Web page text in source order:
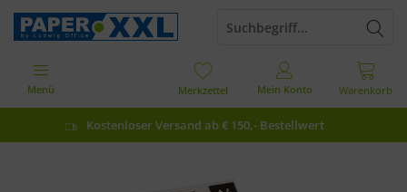
Kostenloser Versand ab € 150,- Bestellwert
Warenkorb
Merkzettel Mein Konto
Menü